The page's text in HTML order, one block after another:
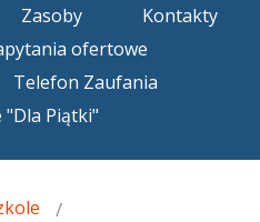
Zasoby
Kontakty
ofertowe
Telefon Zaufania
"Dla Piątki"